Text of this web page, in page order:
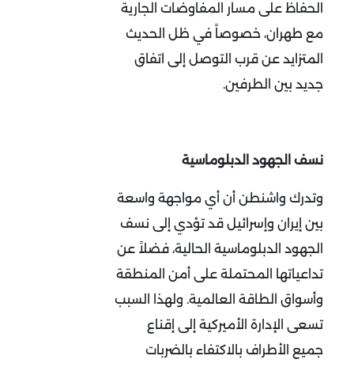
الحفاظ على مسار المفاوضات الجارية
مع طهران، خصوصاً في ظل الحديث
المتزايد عن قرب التوصل إلى اتفاق
جديد بين الطرفين.
نسف الجهود الدبلوماسية
وتدرك واشنطن أن أي مواجهة واسعة
بين إيران وإسرائيل قد تؤدي إلى نسف
الجهود الدبلوماسية الحالية، فضلاً عن
تداعياتها المحتملة على أمن المنطقة
وأسواق الطاقة العالمية. ولهذا السبب
تسعى الإدارة الأميركية إلى إقناع
جميع الأطراف بالاكتفاء بالضربات